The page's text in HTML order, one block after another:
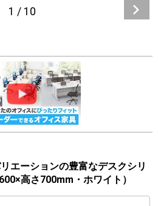
1 / 10
エーションの豊富なデスクシリ
高さ700mm・ホワイト）